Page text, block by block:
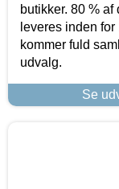
butikker. 80 %
leveres inden
kommer fuld
udvalg.
Se